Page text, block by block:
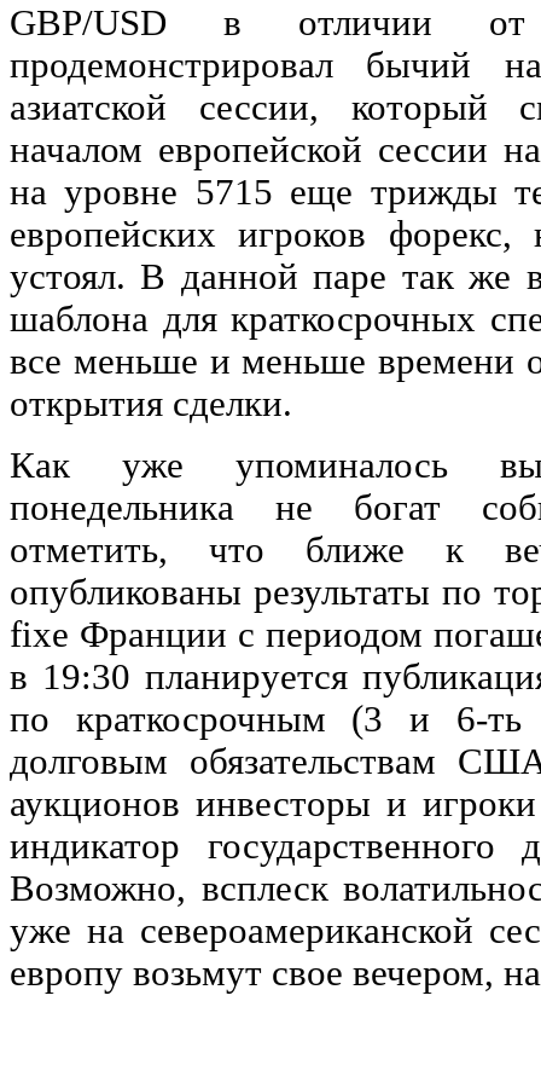
GBP/USD в отличии
продемонстрировал бычий
азиатской сессии, который
началом европейской сессии
на уровне 5715 еще трижды
европейских игроков
устоял. В данной паре так же
шаблона для краткосрочных
все меньше и меньше времени
открытия сделки.
Как уже упоминалось
понедельника не богат
отметить, что ближе к
опубликованы результаты по
fixe Франции с периодом
в 19:30 планируется
по краткосрочным (3 и 6-ть
долговым обязательствам
аукционов инвесторы и
индикатор государственного
Возможно, всплеск
уже на североамериканской
европу возьмут свое вечером,